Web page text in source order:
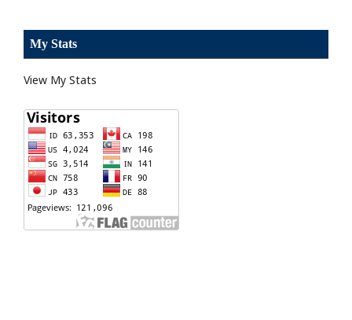
My Stats
View My Stats